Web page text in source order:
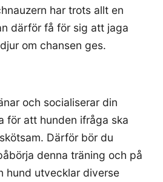
har trots allt en
därför få för sig att jaga
om chansen ges.
och socialiserar din
för att hunden ifråga ska
Därför bör du
denna träning och på
hund utvecklar diverse